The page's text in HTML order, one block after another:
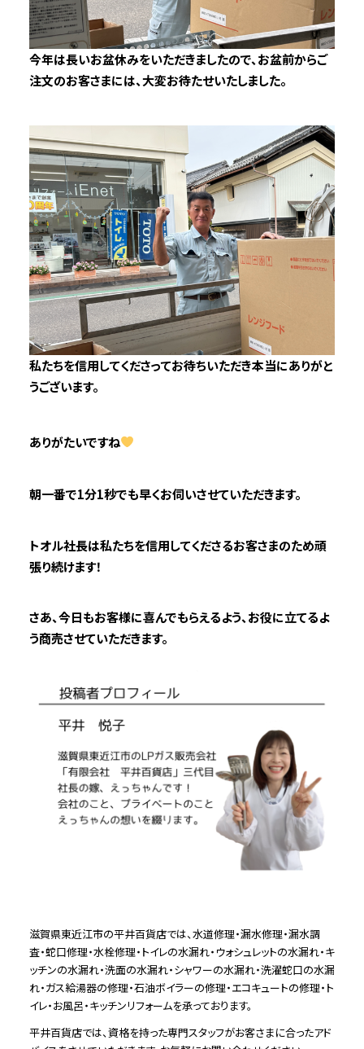
今年は長いお盆休みをいただきましたので、お盆前からご
注文のお客さまには、大変お待たせいたしました。
私たちを信用してくださってお待ちいただき本当にありがと
うございます。
ありがたいですね
朝一番で1分1秒でも早くお伺いさせていただきます。
トオル社長は私たちを信用してくださるお客さまのため頑
張り続けます！
さあ、今日もお客様に喜んでもらえるよう、お役に立てるよ
う商売させていただきます。
滋賀県東近江市の平井百貨店では、水道修理・漏水修理・漏水調
査・蛇口修理・水栓修理・トイレの水漏れ・ウォシュレットの水漏れ・キ
ッチンの水漏れ・洗面の水漏れ・シャワーの水漏れ・洗濯蛇口の水漏
れ・ガス給湯器の修理・石油ボイラーの修理・エコキュートの修理・ト
イレ・お風呂・キッチンリフォームを承っております。
平井百貨店では、資格を持った専門スタッフがお客さまに合ったアド